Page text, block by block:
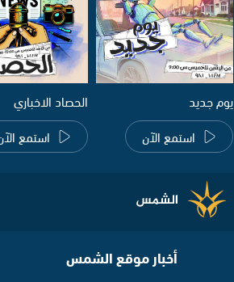
يوم جديد
استمع الآن
الحصاد الاخباري
استمع
أخبار موقع الشمس